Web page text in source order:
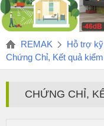
REMAK
Hỗ trợ
Chứng Chỉ, Kết quả
CHỨNG CHỈ,